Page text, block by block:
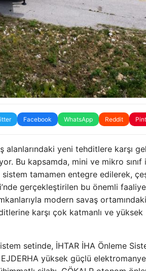
Facebook WhatsApp Reddit
alanlarındaki yeni tehditlere karşı
Bu kapsamda, mini ve mikro sınıf
sistem tamamen entegre edilerek,
gerçekleştirilen bu önemli
modern savaş ortamındaki
karşı çok katmanlı ve yüksek
setinde, İHTAR İHA Önleme
yüksek güçlü